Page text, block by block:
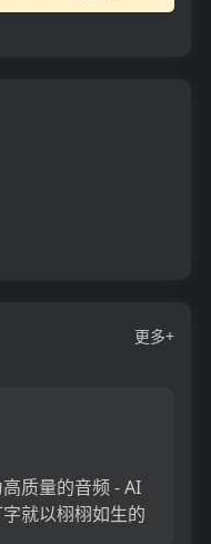
更多+
质量的音频 - AI
就以栩栩如生的